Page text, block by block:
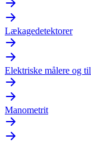
Lækagedetektorer
Elektriske målere og
Manometrit